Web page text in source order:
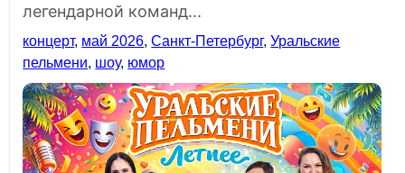
легендарной команд...
концерт, май 2026,Санкт-Петербург,Уральские
пельмени, шоу, юмор